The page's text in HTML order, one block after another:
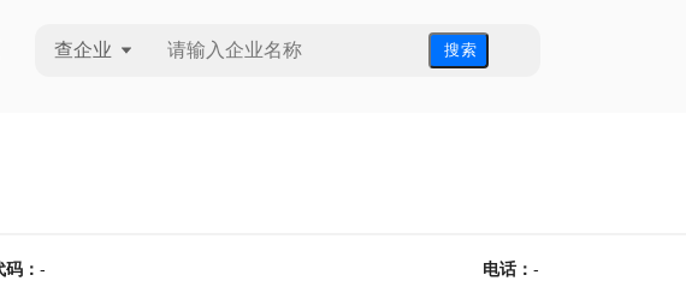
查企业 搜 索
码： - 电话： -